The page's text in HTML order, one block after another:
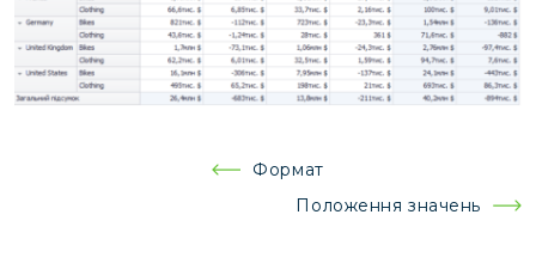
Формат
Положення значень